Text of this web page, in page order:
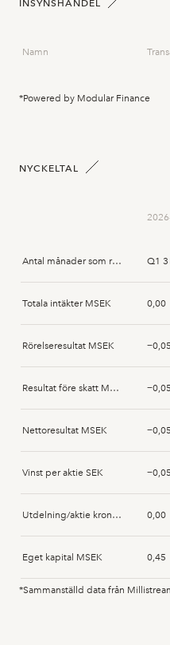
INSYNSHANDEL
Namn
*Powered by Modular Finance
NYCKELTAL
Antal månader som rapporten avser Q1
Totala intäkter MSEK 0,00
Rörelseresultat MSEK −0,05
Resultat före skatt MSEK −0,05
Nettoresultat MSEK −0,05
Vinst per aktie SEK −0,05
Utdelning/aktie kronor SEK 0,00
Eget kapital MSEK 0,45
*Sammanställd data från